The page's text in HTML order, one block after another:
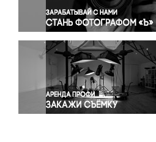
Происшествия и конфликты
Религия
Светская жизнь
Спорт
Экология
Экономика и бизнес